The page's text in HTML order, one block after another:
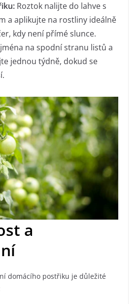
Roztok nalijte do lahve s
a aplikujte na rostliny ideálně
kdy není přímé slunce.
na spodní stranu listů a
jednou týdně, dokud se
a
domácího postřiku je důležité